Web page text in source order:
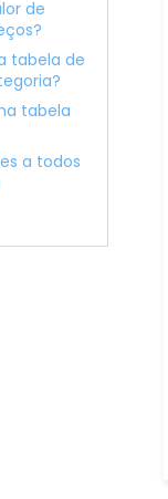
de
tabela de
tabela
a todos